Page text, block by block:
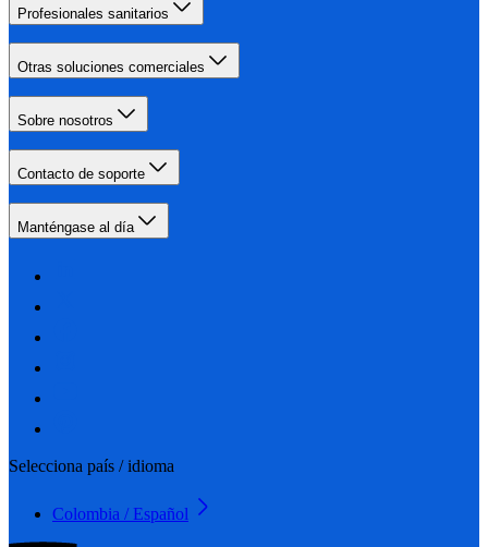
Profesionales sanitarios
Otras soluciones comerciales
Sobre nosotros
Contacto de soporte
Manténgase al día
Selecciona país / idioma
Colombia / Español